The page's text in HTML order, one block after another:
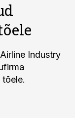
Industry